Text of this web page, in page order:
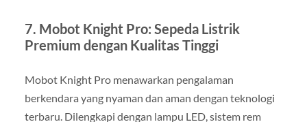
7. Mobot Knight Pro: Sepeda Listrik
Premium dengan Kualitas Tinggi
Mobot Knight Pro menawarkan pengalaman
berkendara yang nyaman dan aman dengan teknologi
terbaru. Dilengkapi dengan lampu LED, sistem rem